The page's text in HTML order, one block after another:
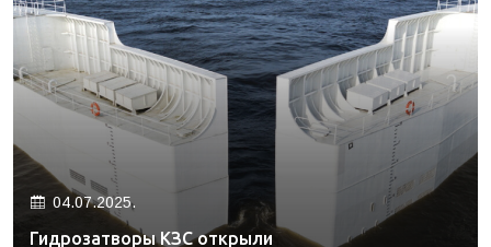
04.07.2025.
Гидрозатворы КЗС открыли